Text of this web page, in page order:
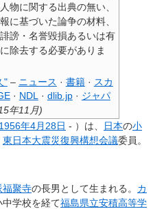
物に関する出典の無い、
に基づいた論争の材料、
謗・名誉毀損あるいは有
除去する必要がありま
"– ニュース · 書籍 · スカ
· NDL · dlib.jp · ジャパ
年11月)
1956年4月28日 - ）は、 日本の小
東日本大震災復興構想会議委員。
福聚寺の長男として生まれる。 カ
学校を経て福島県立安積高等学